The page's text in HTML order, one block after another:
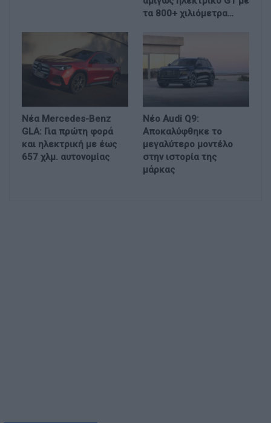
τα 800+ χιλιόμετρα…
Νέα Mercedes-Benz
GLA: Για πρώτη φορά
και ηλεκτρική με έως
657 χλμ. αυτονομίας
Νέο Audi Q9:
Αποκαλύφθηκε το
μεγαλύτερο μοντέλο
στην ιστορία της
μάρκας